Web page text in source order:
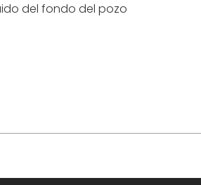
del fondo del pozo